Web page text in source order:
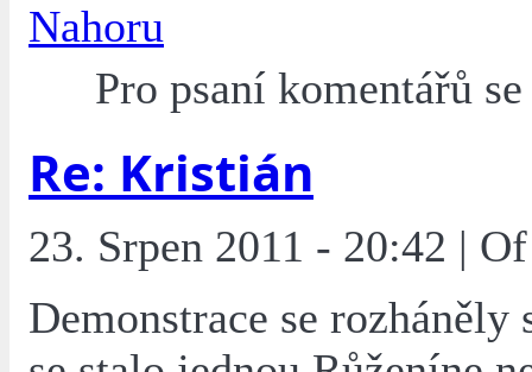
Nahoru
Pro psaní komentářů
Re: Kristián
23. Srpen 2011 - 20:42 |
Demonstrace se rozháněly